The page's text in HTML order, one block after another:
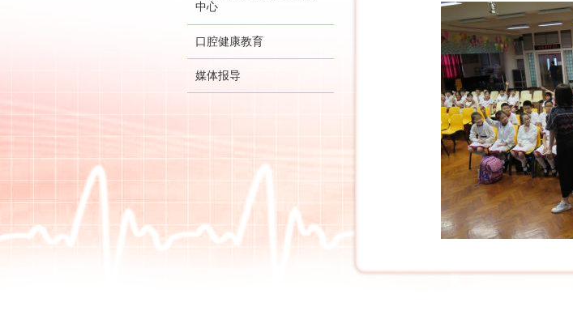
中心
口腔健康教育
媒体报导